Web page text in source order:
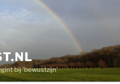
bij 'bewustzijn'